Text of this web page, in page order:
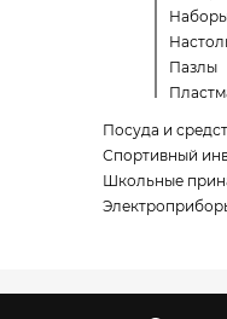
Пазлы
Посуда и
Спортивный
Школьные